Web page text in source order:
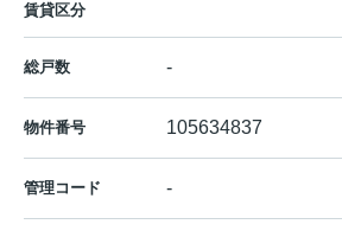
賃貸区分
総戸数 -
物件番号 105634837
管理コード -